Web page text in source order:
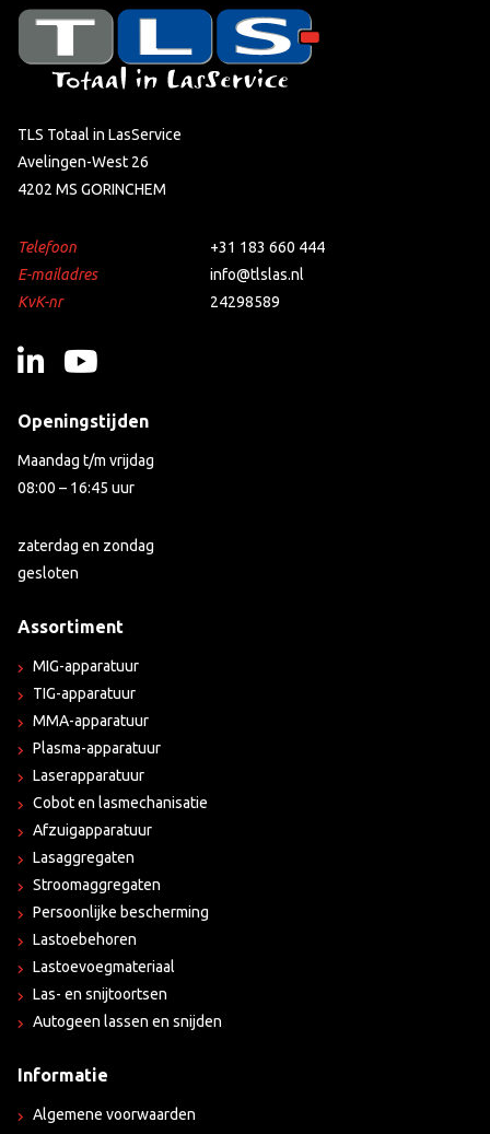
TLS Totaal in LasService
Avelingen-West 26
4202 MS GORINCHEM
Telefoon
+31 183 660 444
E-mailadres
info@tlslas.nl
KvK-nr
24298589
Openingstijden
Maandag t/m vrijdag
08:00 – 16:45 uur
zaterdag en zondag
gesloten
Assortiment
MIG-apparatuur
TIG-apparatuur
MMA-apparatuur
Plasma-apparatuur
Laserapparatuur
Cobot en lasmechanisatie
Afzuigapparatuur
Lasaggregaten
Stroomaggregaten
Persoonlijke bescherming
Lastoebehoren
Lastoevoegmateriaal
Las- en snijtoortsen
Autogeen lassen en snijden
Informatie
Algemene voorwaarden